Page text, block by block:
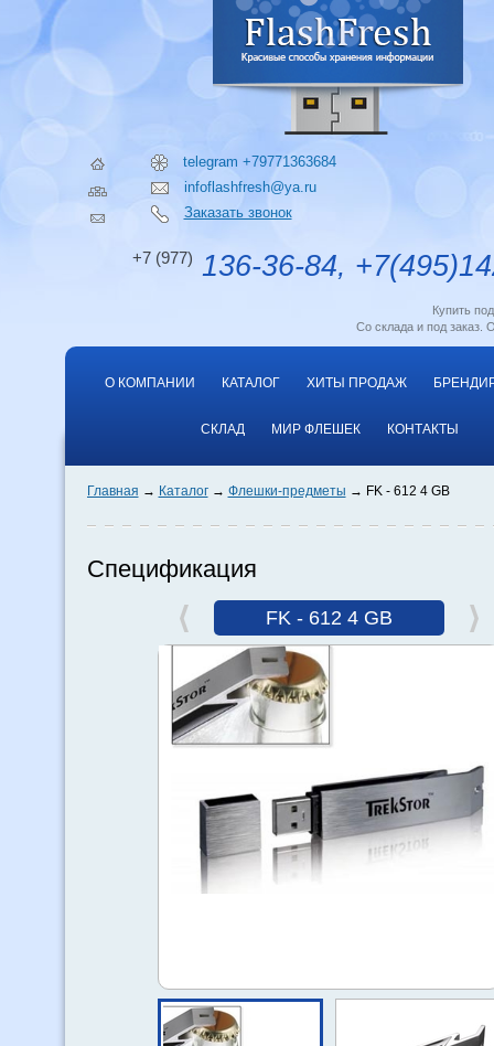
telegram +79771363684
infoflashfresh@ya.ru
Заказать звонок
+7 (977) 136-36-84,
Купить
Со склада и под заказ.
О КОМПАНИИ КАТАЛОГ ХИТЫ ПРОДАЖ
СКЛАД МИР ФЛЕШЕК КОНТАКТЫ
Главная Каталог Флешки-предметы FK - 612 4 GB
Спецификация
FK - 612 4 GB